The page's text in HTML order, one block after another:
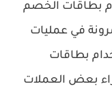
بطاقات الخصم
في عمليات
بطاقات
بعض العملات